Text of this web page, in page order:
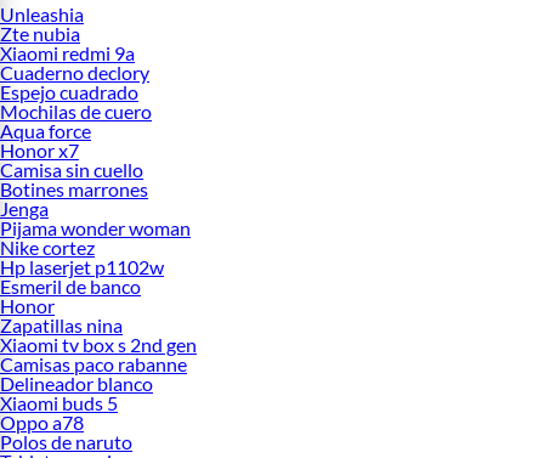
Unleashia
Zte nubia
Xiaomi redmi 9a
Cuaderno declory
Espejo cuadrado
Mochilas de cuero
Aqua force
Honor x7
Camisa sin cuello
Botines marrones
Jenga
Pijama wonder woman
Nike cortez
Hp laserjet p1102w
Esmeril de banco
Honor
Zapatillas nina
Xiaomi tv box s 2nd gen
Camisas paco rabanne
Delineador blanco
Xiaomi buds 5
Oppo a78
Polos de naruto